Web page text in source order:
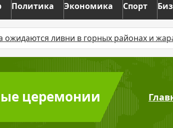
Политика Экономика Спорт
в горных районах и жара до 39
церемонии